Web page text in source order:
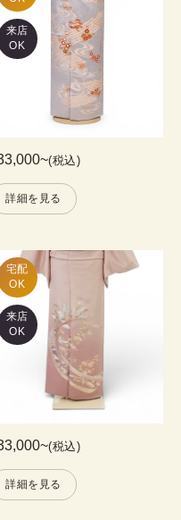
来店
OK
~(税込)
詳細を見る
宅配
OK
来店
OK
~(税込)
詳細を見る